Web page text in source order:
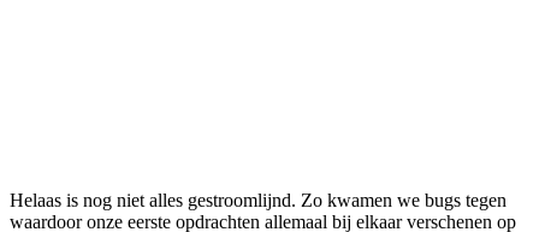
Helaas is nog niet alles gestroomlijnd. Zo kwamen we bugs tegen
waardoor onze eerste opdrachten allemaal bij elkaar verschenen op